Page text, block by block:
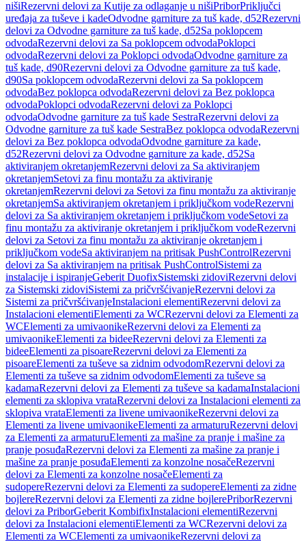
nišiRezervni delovi za Kutije za odlaganje u nišiPriborPriključci
uređaja za tuševe i kadeOdvodne garniture za tuš kade, d52Rezervni
delovi za Odvodne garniture za tuš kade, d52Sa poklopcem
odvodaRezervni delovi za Sa poklopcem odvodaPoklopci
odvodaRezervni delovi za Poklopci odvodaOdvodne garniture za
tuš kade, d90Rezervni delovi za Odvodne garniture za tuš kade,
d90Sa poklopcem odvodaRezervni delovi za Sa poklopcem
odvodaBez poklopca odvodaRezervni delovi za Bez poklopca
odvodaPoklopci odvodaRezervni delovi za Poklopci
odvodaOdvodne garniture za tuš kade SestraRezervni delovi za
Odvodne garniture za tuš kade SestraBez poklopca odvodaRezervni
delovi za Bez poklopca odvodaOdvodne garniture za kade,
d52Rezervni delovi za Odvodne garniture za kade, d52Sa
aktiviranjem okretanjemRezervni delovi za Sa aktiviranjem
okretanjemSetovi za finu montažu za aktiviranje
okretanjemRezervni delovi za Setovi za finu montažu za aktiviranje
okretanjemSa aktiviranjem okretanjem i priključkom vodeRezervni
delovi za Sa aktiviranjem okretanjem i priključkom vodeSetovi za
finu montažu za aktiviranje okretanjem i priključkom vodeRezervni
delovi za Setovi za finu montažu za aktiviranje okretanjem i
priključkom vodeSa aktiviranjem na pritisak PushControlRezervni
delovi za Sa aktiviranjem na pritisak PushControlSistemi za
instalacije i ispiranjeGeberit DuofixSistemski zidoviRezervni delovi
za Sistemski zidoviSistemi za pričvršćivanjeRezervni delovi za
Sistemi za pričvršćivanjeInstalacioni elementiRezervni delovi za
Instalacioni elementiElementi za WCRezervni delovi za Elementi za
WCElementi za umivaonikeRezervni delovi za Elementi za
umivaonikeElementi za bideeRezervni delovi za Elementi za
bideeElementi za pisoareRezervni delovi za Elementi za
pisoareElementi za tuševe sa zidnim odvodomRezervni delovi za
Elementi za tuševe sa zidnim odvodomElementi za tuševe sa
kadamaRezervni delovi za Elementi za tuševe sa kadamaInstalacioni
elementi za sklopiva vrataRezervni delovi za Instalacioni elementi za
sklopiva vrataElementi za livene umivaonikeRezervni delovi za
Elementi za livene umivaonikeElementi za armaturuRezervni delovi
za Elementi za armaturuElementi za mašine za pranje i mašine za
pranje posuđaRezervni delovi za Elementi za mašine za pranje i
mašine za pranje posuđaElementi za konzolne nosačeRezervni
delovi za Elementi za konzolne nosačeElementi za
sudopereRezervni delovi za Elementi za sudopereElementi za zidne
bojlereRezervni delovi za Elementi za zidne bojlerePriborRezervni
delovi za PriborGeberit KombifixInstalacioni elementiRezervni
delovi za Instalacioni elementiElementi za WCRezervni delovi za
Elementi za WCElementi za umivaonikeRezervni delovi za